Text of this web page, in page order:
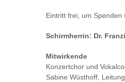
Eintritt frei, um Spenden
Schirmherrin: Dr.
Mitwirkende
Konzertchor und
Sabine Wüsthoff, Leitung